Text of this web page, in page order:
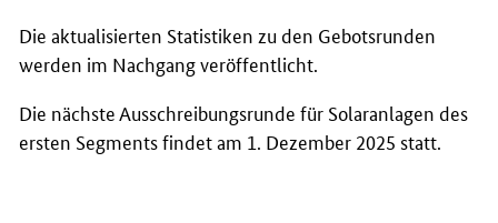
Die aktualisierten Statistiken zu den Gebotsrunden
werden im Nachgang veröffentlicht.
Die nächste Ausschreibungsrunde für Solaranlagen des
ersten Segments findet am 1. Dezember 2025 statt.